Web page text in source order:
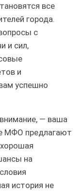
все
города.
с
и сил,
и
успешно
— ваша
МФО предлагают
на
история не